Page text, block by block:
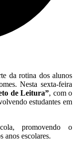
da rotina dos alunos
Nesta sexta-feira
de Leitura”, com o
estudantes em
promovendo o
anos escolares.